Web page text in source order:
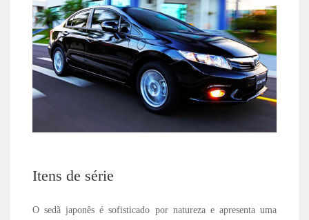
Itens de série
O sedã japonês é sofisticado por natureza e apresenta uma